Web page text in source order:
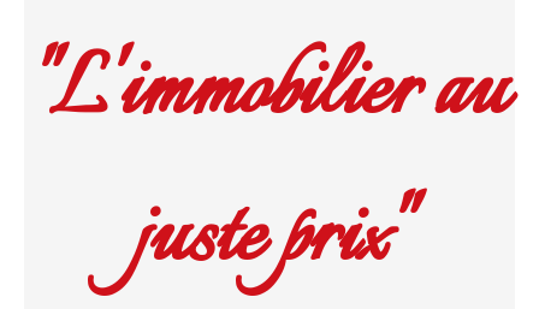
"L'immobilier au
juste prix"